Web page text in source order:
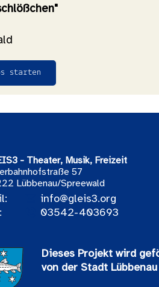
starten
- Theater, Musik, Freizeit
57
Lübbenau/Spreewald
info@gleis3.org
03542-403693
Dieses Projekt wird
von der Stadt Lübbenau